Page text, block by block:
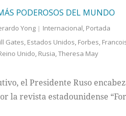
PODEROSOS DEL MUNDO
Yong Internacional, Portada
Gates, Estados Unidos, Forbes,
Unido, Rusia,Theresa May
el Presidente Ruso
la revista estadounidense